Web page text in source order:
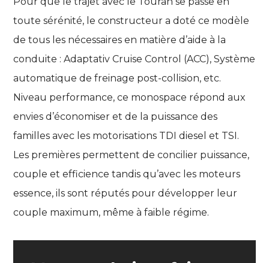
toute sérénité, le constructeur a doté ce modèle
de tous les nécessaires en matière d’aide à la
conduite : Adaptativ Cruise Control (ACC), Système
automatique de freinage post-collision, etc.
Niveau performance, ce monospace répond aux
envies d’économiser et de la puissance des
familles avec les motorisations TDI diesel et TSI.
Les premières permettent de concilier puissance,
couple et efficience tandis qu’avec les moteurs
essence, ils sont réputés pour développer leur
couple maximum, même à faible régime.